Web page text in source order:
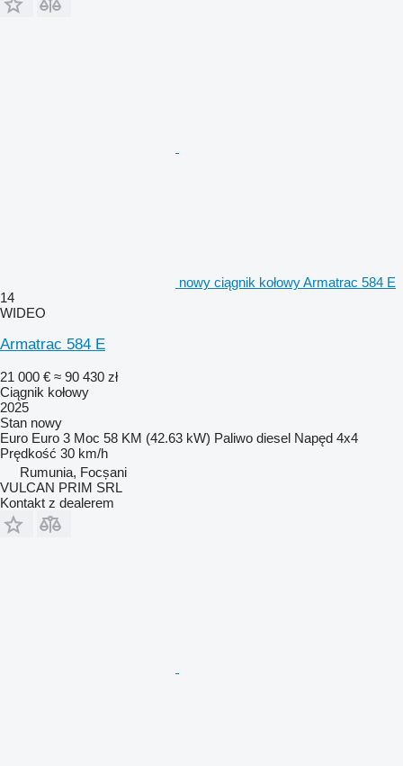
nowy ciągnik kołowy Armatrac 584 E
14
WIDEO
Armatrac 584 E
21 000 € ≈ 90 430 zł
Ciągnik kołowy
2025
Stan nowy
Euro Euro 3 Moc 58 KM (42.63 kW) Paliwo diesel Napęd 4x4
Prędkość 30 km/h
Rumunia, Focșani
VULCAN PRIM SRL
Kontakt z dealerem